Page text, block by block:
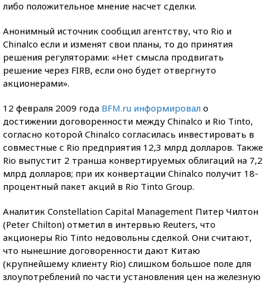
либо положительное мнение насчет сделки.
Анонимный источник сообщил агентству, что Rio и
Chinalco если и изменят свои планы, то до принятия
решения регуляторами: «Нет смысла продвигать
решение через FIRB, если оно будет отвергнуто
акционерами».
12 февраля 2009 года BFM.ru информировал о
достижении договоренности между Chinalco и Rio Tinto,
согласно которой Chinalco согласилась инвестировать в
совместные с Rio предприятия 12,3 млрд долларов. Также
Rio выпустит 2 транша конвертируемых облигаций на 7,2
млрд долларов; при их конвертации Chinalco получит 18-
процентный пакет акций в Rio Tinto Group.
Аналитик Constellation Capital Management Питер Чилтон
(Peter Chilton) отметил в интервью Reuters, что
акционеры Rio Tinto недовольны сделкой. Они считают,
что нынешние договоренности дают Китаю
(крупнейшему клиенту Rio) слишком большое поле для
злоупотреблений по части установления цен на железную